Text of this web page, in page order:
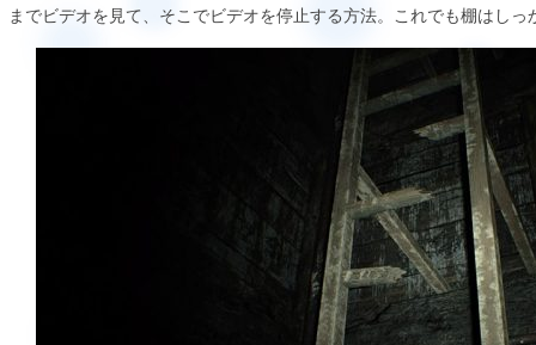
までビデオを見て、そこでビデオを停止する方法。これでも棚はしっ